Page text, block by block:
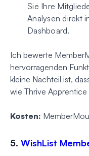
Sie Ihre
Analysen direkt
Dashboard.
Ich bewerte
hervorragenden
kleine Nachteil ist,
wie Thrive
Kosten:
5. WishList